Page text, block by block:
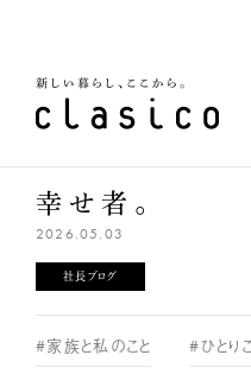
幸せ者。
2026.05.03
社長ブログ
#家族と私のこと #ひとり